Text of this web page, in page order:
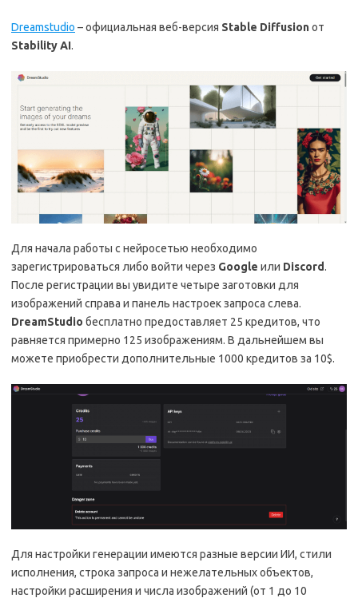
Dreamstudio – официальная веб-версия Stable Diffusionот
Stability AI.
Для начала работы с нейросетью необходимо
зарегистрироваться либо войти через Google или Discord.
После регистрации вы увидите четыре заготовки для
изображений справа и панель настроек запроса слева.
DreamStudio бесплатно предоставляет 25 кредитов, что
равняется примерно 125 изображениям. В дальнейшем вы
можете приобрести дополнительные 1000 кредитов за 10$.
Для настройки генерации имеются разные версии ИИ, стили
исполнения, строка запроса и нежелательных объектов,
настройки расширения и числа изображений (от 1 до 10